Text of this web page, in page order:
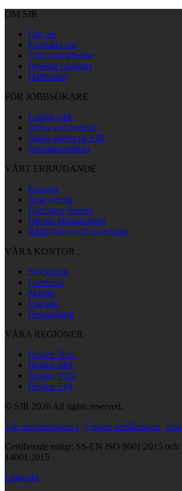
OM SJR
Om oss
Kontakta oss
Våra medarbetare
Investor relations
Hållbarhet
FÖR JOBBSÖKARE
Lediga jobb
Jobba som konsult
Jobba internt på SJR
Spontanansökan
VÅRT ERBJUDANDE
Konsult
Rekrytering
Executive Search
Interim Management
Rådgivning och utveckling
VÅRA KONTOR
Stockholm
Göteborg
Malmö
Uppsala
Helsingborg
VÅRA REGIONER
Region Norr
Region Mitt
Region Väst
Region Syd
© SJR 2026 All rights reserved.
Vår integritetspolicy Cookie-inställningar
Certifierade enligt: SS-EN ISO 9001:2015 och
14001:2015
LinkedIn